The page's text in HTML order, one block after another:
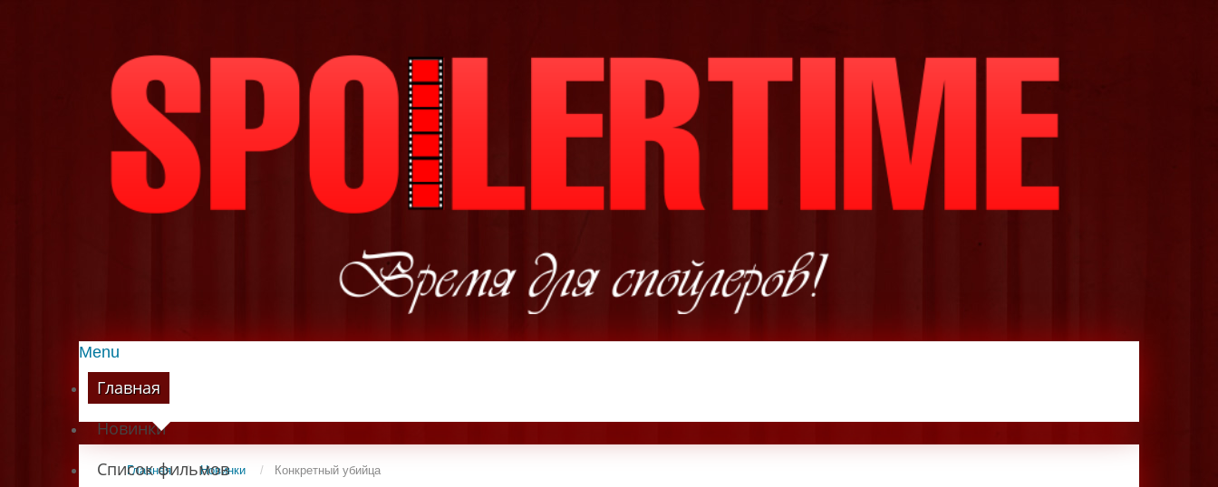
Menu
Главная
Новинки
Список фильмов
Главная / Новинки / Конкретный убийца